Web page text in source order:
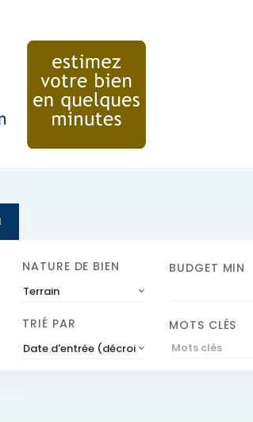
NATURE DE BIEN
Terrain
BUDGET MIN
TRIÉ PAR
Date d'entrée (décroissant)
MOTS CLÉS